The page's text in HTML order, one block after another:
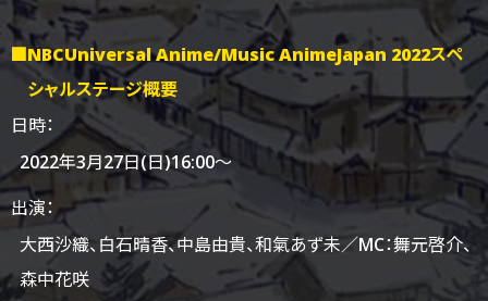
■NBCUniversal Anime/Music AnimeJapan 2022スペ
シャルステージ概要
日時：
2022年3月27日(日)16:00～
出演：
大西沙織、白石晴香、中島由貴、和氣あず未／MC：舞元啓介、
森中花咲